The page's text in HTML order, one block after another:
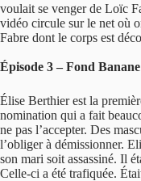
voulait se venger de Loïc
vidéo circule sur le net où
Fabre dont le corps est
Épisode 3 – Fond Banane
Élise Berthier est la
nomination qui a fait
ne pas l’accepter. Des
l’obliger à démissionner.
son mari soit assassiné. Il
Celle-ci a été trafiquée.